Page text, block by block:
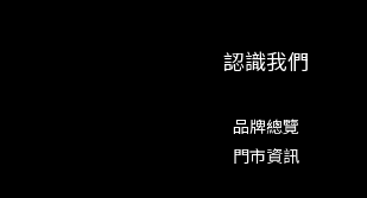
認識我們
品牌總覽
門市資訊